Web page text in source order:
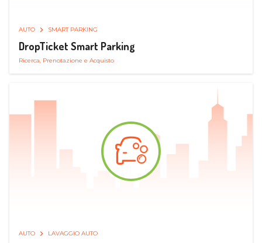
AUTO SMART PARKING
DropTicket Smart Parking
Ricerca, Prenotazione e Acquisto
AUTO LAVAGGIO AUTO